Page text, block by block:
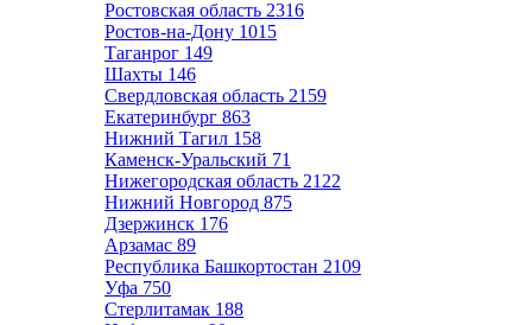
Ростовская область 2316
Ростов-на-Дону 1015
Таганрог 149
Шахты 146
Свердловская область 2159
Екатеринбург 863
Нижний Тагил 158
Каменск-Уральский 71
Нижегородская область 2122
Нижний Новгород 875
Дзержинск 176
Арзамас 89
Республика Башкортостан 2109
Уфа 750
Стерлитамак 188